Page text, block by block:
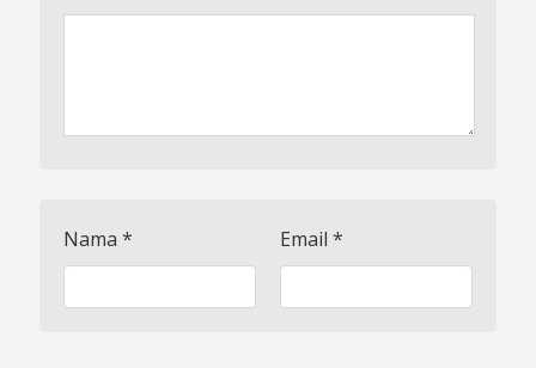
Nama * Email *